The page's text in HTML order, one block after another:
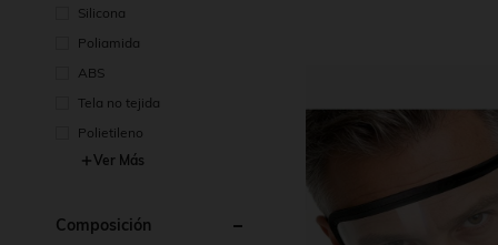
Silicona
Poliamida
ABS
Tela no tejida
Polietileno
Ver Más
Composición